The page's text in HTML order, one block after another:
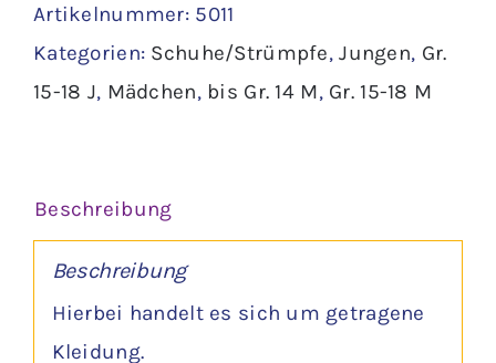
Stoppersocken
Gr.
14-
Artikelnummer: 5011
Kategorien: Schuhe/Strümpfe,Jungen, Gr.
15-18 J, Mädchen, bis Gr. 14 M, Gr. 15-18 M
Beschreibung
Beschreibung
Hierbei handelt es sich um getragene
Kleidung.